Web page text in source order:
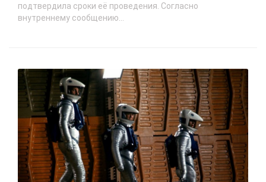
подтвердила сроки её проведения. Согласно
внутреннему сообщению...